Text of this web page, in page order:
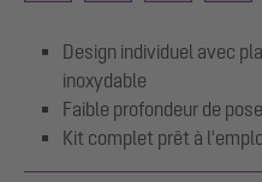
Design individuel avec
inoxydable
Faible profondeur de pose
Kit complet prêt à